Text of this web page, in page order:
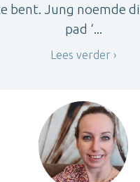
bent. Jung noemde
pad ‘...
Lees verder